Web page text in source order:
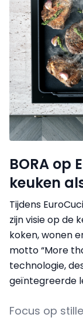
BORA op
keuken
Tijdens
zijn visie op de
koken, wonen
motto “More
technologie,
geïntegreerde
Focus op